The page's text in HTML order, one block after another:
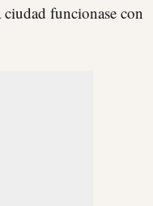
ciudad funcionase con